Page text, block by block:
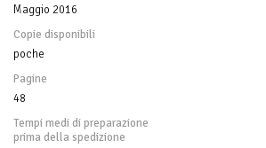
Maggio 2016
Copie disponibili
poche
Pagine
48
Tempi medi di preparazione
prima della spedizione